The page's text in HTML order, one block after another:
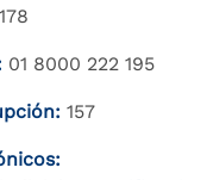
01 8000 222 195
157